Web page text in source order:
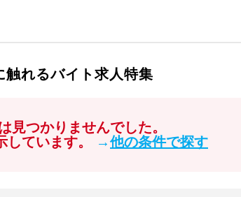
れるバイト求人特集
見つかりませんでした。
しています。
→他の条件で探す